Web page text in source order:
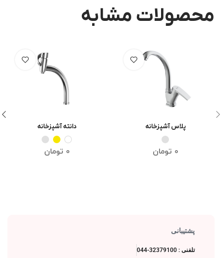
محصولات مشابه
انتخاب گزینه ها
پلاس آشپزخانه
0 تومان
انتخاب گزینه ها
دانته آشپزخانه
0 تومان
پشتیبانی
تلفنی : 32379100-044